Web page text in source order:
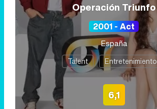
Operación Triunfo
2001 - Act
España
Talent Entretenimiento
6,1